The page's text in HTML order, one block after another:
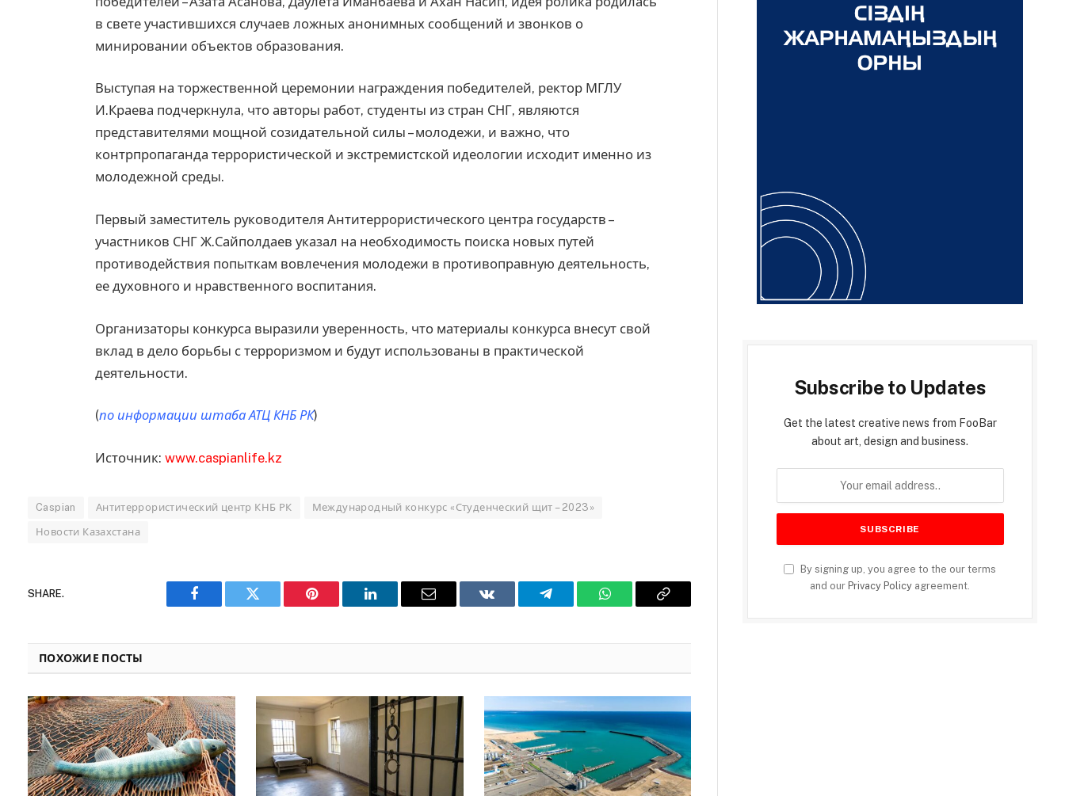
в свете участившихся случаев ложных анонимных сообщений и звонков о
минировании объектов образования.
Выступая на торжественной церемонии награждения победителей, ректор МГЛУ
И.Краева подчеркнула, что авторы работ, студенты из стран СНГ, являются
представителями мощной созидательной силы – молодежи, и важно, что
контрпропаганда террористической и экстремистской идеологии исходит именно из
молодежной среды.
Первый заместитель руководителя Антитеррористического центра государств –
участников СНГ Ж.Сайполдаев указал на необходимость поиска новых путей
противодействия попыткам вовлечения молодежи в противоправную деятельность,
ее духовного и нравственного воспитания.
Организаторы конкурса выразили уверенность, что материалы конкурса внесут свой
вклад в дело борьбы с терроризмом и будут использованы в практической
деятельности.
(по информации штаба АТЦ КНБ РК)
Источник: www.caspianlife.kz
Caspian Антитеррористический центр КНБ РК Международный конкурс «Студенческий щит – 2023»
Новости Казахстана
SHARE.
Facebook Twitter Pinterest LinkedIn Email VKontakteTelegram WhatsAppCopy
ПОХОЖИЕ ПОСТЫ
Subscribe to Updates
Get the latest creative news from FooBar
about art, design and business.
By signing up, you agree to the our terms
and our Privacy Policy agreement.